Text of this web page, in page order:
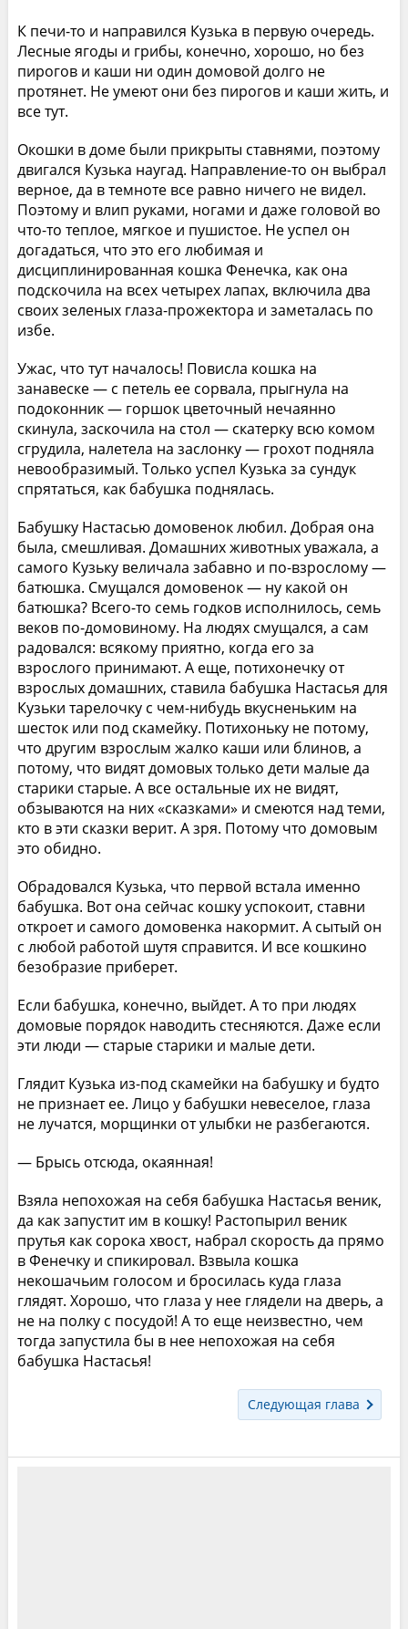
К печи-то и направился Кузька в первую очередь.
Лесные ягоды и грибы, конечно, хорошо, но без
пирогов и каши ни один домовой долго не
протянет. Не умеют они без пирогов и каши жить, и
все тут.
Окошки в доме были прикрыты ставнями, поэтому
двигался Кузька наугад. Направление-то он выбрал
верное, да в темноте все равно ничего не видел.
Поэтому и влип руками, ногами и даже головой во
что-то теплое, мягкое и пушистое. Не успел он
догадаться, что это его любимая и
дисциплинированная кошка Фенечка, как она
подскочила на всех четырех лапах, включила два
своих зеленых глаза-прожектора и заметалась по
избе.
Ужас, что тут началось! Повисла кошка на
занавеске — с петель ее сорвала, прыгнула на
подоконник — горшок цветочный нечаянно
скинула, заскочила на стол — скатерку всю комом
сгрудила, налетела на заслонку — грохот подняла
невообразимый. Только успел Кузька за сундук
спрятаться, как бабушка поднялась.
Бабушку Настасью домовенок любил. Добрая она
была, смешливая. Домашних животных уважала, а
самого Кузьку величала забавно и по-взрослому —
батюшка. Смущался домовенок — ну какой он
батюшка? Всего-то семь годков исполнилось, семь
веков по-домовиному. На людях смущался, а сам
радовался: всякому приятно, когда его за
взрослого принимают. А еще, потихонечку от
взрослых домашних, ставила бабушка Настасья для
Кузьки тарелочку с чем-нибудь вкусненьким на
шесток или под скамейку. Потихоньку не потому,
что другим взрослым жалко каши или блинов, а
потому, что видят домовых только дети малые да
старики старые. А все остальные их не видят,
обзываются на них «сказками» и смеются над теми,
кто в эти сказки верит. А зря. Потому что домовым
это обидно.
Обрадовался Кузька, что первой встала именно
бабушка. Вот она сейчас кошку успокоит, ставни
откроет и самого домовенка накормит. А сытый он
с любой работой шутя справится. И все кошкино
безобразие приберет.
Если бабушка, конечно, выйдет. А то при людях
домовые порядок наводить стесняются. Даже если
эти люди — старые старики и малые дети.
Глядит Кузька из-под скамейки на бабушку и будто
не признает ее. Лицо у бабушки невеселое, глаза
не лучатся, морщинки от улыбки не разбегаются.
— Брысь отсюда, окаянная!
Взяла непохожая на себя бабушка Настасья веник,
да как запустит им в кошку! Растопырил веник
прутья как сорока хвост, набрал скорость да прямо
в Фенечку и спикировал. Взвыла кошка
некошачьим голосом и бросилась куда глаза
глядят. Хорошо, что глаза у нее глядели на дверь, а
не на полку с посудой! А то еще неизвестно, чем
тогда запустила бы в нее непохожая на себя
бабушка Настасья!
Следующая глава